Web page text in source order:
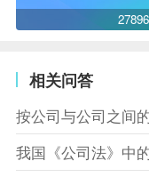
相关问答
按公司与公司之间
我国《公司法》中